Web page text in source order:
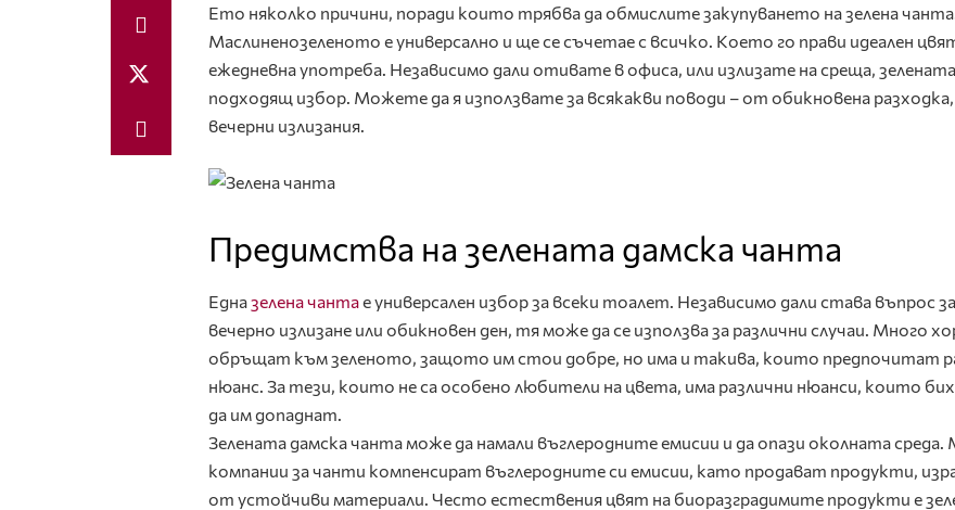
Ето няколко причини, поради които трябва да обмислите закупуването на зелена
Маслиненозеленото е универсално и ще се съчетае с всичко. Kоето го прави идеален
ежедневна употреба. Независимо дали отивате в офиса, или излизате на среща,
подходящ избор. Можете да я използвате за всякакви поводи – от обикновена
вечерни излизания.
Предимства на зелената дамска чанта
Едназеленачантае универсален избор за всеки тоалет. Независимо дали става въпрос
вечерно излизане или обикновен ден, тя може да се използва за различни случаи. Много
обръщат към зеленото, защото им стои добре, но има и такива, които предпочитат
нюанс. За тези, които не са особено любители на цвета, има различни нюанси, които
да им допаднат.
Зелената дамска чанта може да намали въглеродните емисии и да опази околната среда.
компании за чанти компенсират въглеродните си емисии, като продават продукти,
от устойчиви материали. Често естествения цвят на биоразградимите продукти е